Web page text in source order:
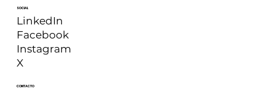
CONTACTO
SOCIAL
LinkedIn
Facebook
Instagram
X